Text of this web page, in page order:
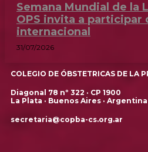
Semana Mundial de la
OPS invita a participar
internacional
31/07/2026
COLEGIO DE ÓBSTETRICAS DE LA
Diagonal 78 nº 322 · CP 1900
La Plata · Buenos Aires · Argentina
secretaria@copba-cs.org.ar